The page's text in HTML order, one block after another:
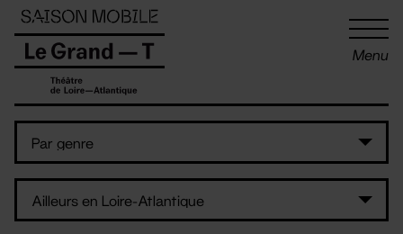
Menu
Panneau de gestion des cookies